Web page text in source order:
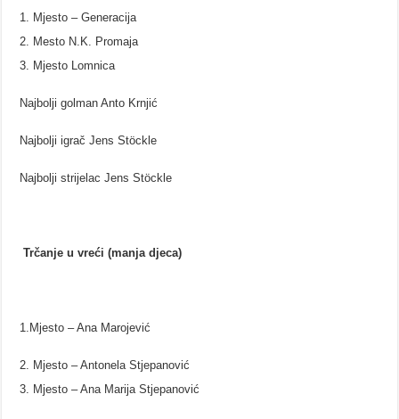
Mjesto – Generacija
Mesto N.K. Promaja
Mjesto Lomnica
Najbolji golman Anto Krnjić
Najbolji igrač Jens Stöckle
Najbolji strijelac Jens Stöckle
Trčanje u vreći (manja djeca)
1.Mjesto – Ana Marojević
Mjesto – Antonela Stjepanović
Mjesto – Ana Marija Stjepanović